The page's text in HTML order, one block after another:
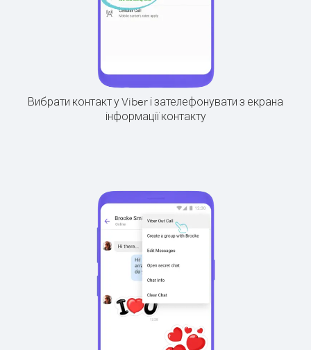
Вибрати контакт у Viber і зателефонувати з екрана
інформації контакту